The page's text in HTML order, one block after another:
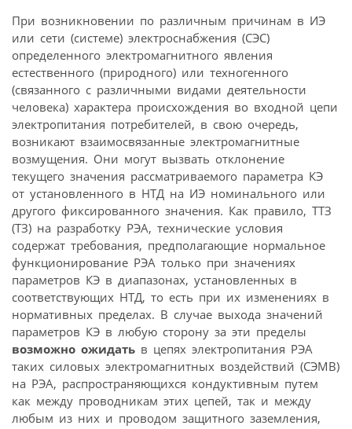
При возникновении по различным причинам в ИЭ
или сети (системе) электроснабжения (СЭС)
определенного электромагнитного явления
естественного (природного) или техногенного
(связанного с различными видами деятельности
человека) характера происхождения во входной цепи
электропитания потребителей, в свою очередь,
возникают взаимосвязанные электромагнитные
возмущения. Они могут вызвать отклонение
текущего значения рассматриваемого параметра КЭ
от установленного в НТД на ИЭ номинального или
другого фиксированного значения. Как правило, ТТЗ
(ТЗ) на разработку РЭА, технические условия
содержат требования, предполагающие нормальное
функционирование РЭА только при значениях
параметров КЭ в диапазонах, установленных в
соответствующих НТД, то есть при их изменениях в
нормативных пределах. В случае выхода значений
параметров КЭ в любую сторону за эти пределы
возможно ожидать в цепях электропитания РЭА
таких силовых электромагнитных воздействий (СЭМВ)
на РЭА, распространяющихся кондуктивным путем
как между проводникам этих цепей, так и между
любым из них и проводом защитного заземления,